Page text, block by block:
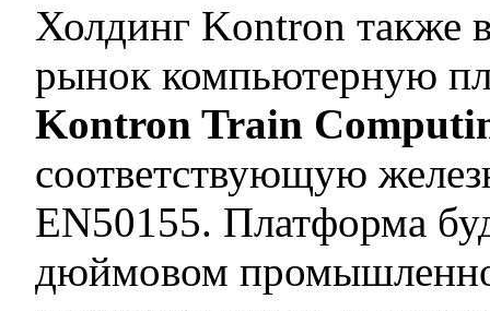
Холдинг Kontron также
рынок компьютерную
Kontron Train
соответствующую
EN50155. Платформа
дюймовом